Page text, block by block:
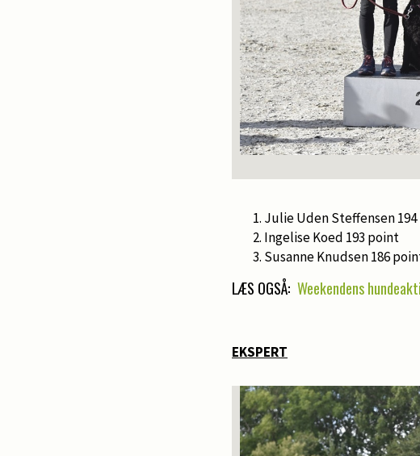
Julie Uden Steffensen
Ingelise Koed 193 point
Susanne Knudsen 186
LÆS OGSÅ: Weekendens
EKSPERT